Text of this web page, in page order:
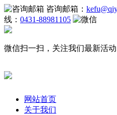
咨询邮箱：
线： 0431-88981105
微信扫一扫，关注我们最新活动
网站首页
关于我们